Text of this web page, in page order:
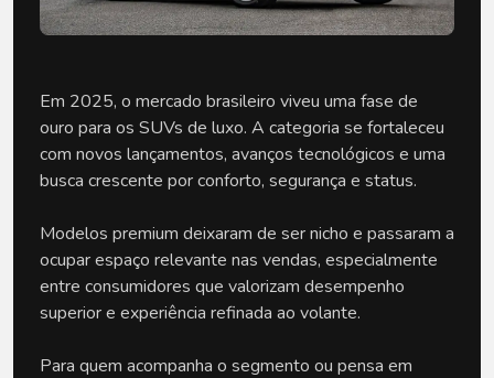
Em 2025, o mercado brasileiro viveu uma fase de
ouro para os SUVs de luxo. A categoria se fortaleceu
com novos lançamentos, avanços tecnológicos e uma
busca crescente por conforto, segurança e status.
Modelos premium deixaram de ser nicho e passaram a
ocupar espaço relevante nas vendas, especialmente
entre consumidores que valorizam desempenho
superior e experiência refinada ao volante.
Para quem acompanha o segmento ou pensa em